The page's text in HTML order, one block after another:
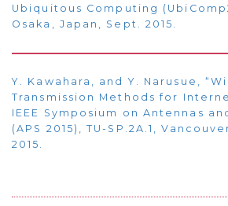
Ubiquitous Computing
Osaka, Japan, Sept. 2015.
Y. Kawahara, and Y. Narusue,
Transmission Methods for
IEEE Symposium on Antennas
(APS 2015), TU-SP.2A.1,
2015.